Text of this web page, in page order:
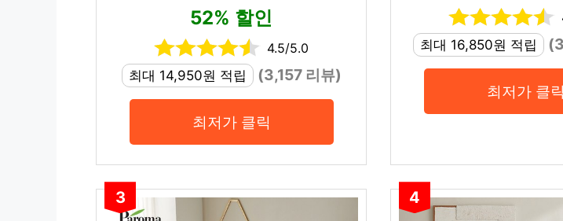
52% 할인
4.5/5.0
최대 14,950원 적립
(3,157 리뷰)
최저가 클릭
최대 16,850원 적립
최저가 클릭
3 4